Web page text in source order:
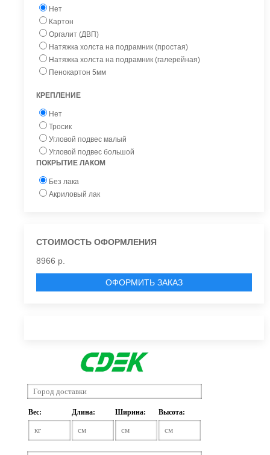
Нет
Картон
Оргалит (ДВП)
Натяжка холста на подрамник (простая)
Натяжка холста на подрамник (галерейная)
Пенокартон 5мм
КРЕПЛЕНИЕ
Нет
Тросик
Угловой подвес малый
Угловой подвес большой
ПОКРЫТИЕ ЛАКОМ
Без лака
Акриловый лак
СТОИМОСТЬ ОФОРМЛЕНИЯ
8966 р.
ОФОРМИТЬ ЗАКАЗ